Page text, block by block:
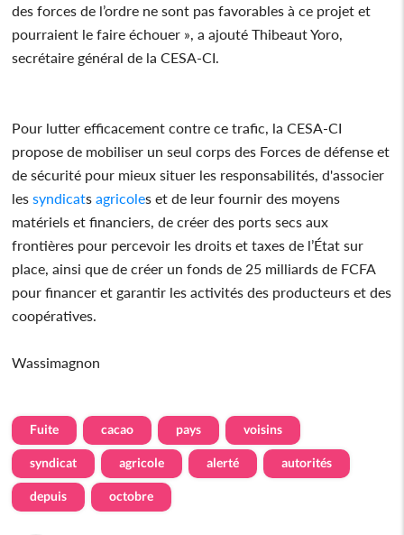
des forces de l’ordre ne sont pas favorables à ce projet et
pourraient le faire échouer », a ajouté Thibeaut Yoro,
secrétaire général de la CESA-CI.
Pour lutter efficacement contre ce trafic, la CESA-CI
propose de mobiliser un seul corps des Forces de défense et
de sécurité pour mieux situer les responsabilités, d'associer
les syndicats agricoles et de leur fournir des moyens
matériels et financiers, de créer des ports secs aux
frontières pour percevoir les droits et taxes de l’État sur
place, ainsi que de créer un fonds de 25 milliards de FCFA
pour financer et garantir les activités des producteurs et des
coopératives.
Wassimagnon
Fuite cacao pays voisins
syndicat agricole alerté autorités
depuis octobre